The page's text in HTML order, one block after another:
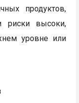
продуктов,
риски высоки,
уровне или